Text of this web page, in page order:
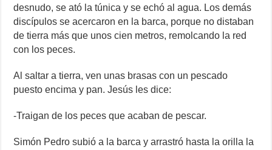
desnudo, se ató la túnica y se echó al agua. Los demás
discípulos se acercaron en la barca, porque no distaban
de tierra más que unos cien metros, remolcando la red
con los peces.
Al saltar a tierra, ven unas brasas con un pescado
puesto encima y pan. Jesús les dice:
-Traigan de los peces que acaban de pescar.
Simón Pedro subió a la barca y arrastró hasta la orilla la